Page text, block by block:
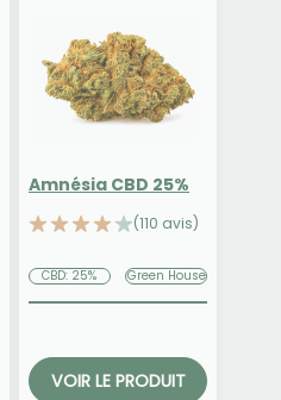
Amnésia CBD 25%
(110 avis)
CBD: 25% Green House
VOIR LE PRODUIT